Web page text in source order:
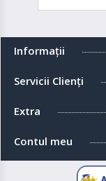
Informaţii
Servicii Clienţi
Extra
Contul meu